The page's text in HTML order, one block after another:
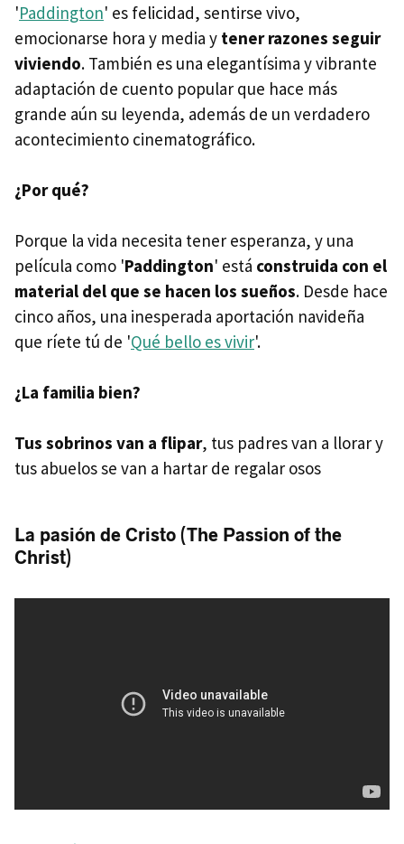
'Paddington' es felicidad, sentirse vivo,
emocionarse hora y media y tener razones seguir
viviendo. También es una elegantísima y vibrante
adaptación de cuento popular que hace más
grande aún su leyenda, además de un verdadero
acontecimiento cinematográfico.
¿Por qué?
Porque la vida necesita tener esperanza, y una
película como 'Paddington' está construida con el
material del que se hacen los sueños. Desde hace
cinco años, una inesperada aportación navideña
que ríete tú de 'Qué bello es vivir'.
¿La familia bien?
Tus sobrinos van a flipar, tus padres van a llorar y
tus abuelos se van a hartar de regalar osos
La pasión de Cristo (The Passion of the
Christ)